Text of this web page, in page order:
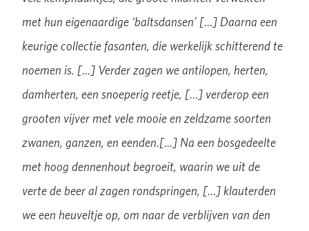
met hun eigenaardige ‘baltsdansen’ […] Daarna een
keurige collectie fasanten, die werkelijk schitterend te
noemen is. […] Verder zagen we antilopen, herten,
damherten, een snoeperig reetje, […] verderop een
grooten vijver met vele mooie en zeldzame soorten
zwanen, ganzen, en eenden.[…] Na een bosgedeelte
met hoog dennenhout begroeit, waarin we uit de
verte de beer al zagen rondspringen, […] klauterden
we een heuveltje op, om naar de verblijven van den